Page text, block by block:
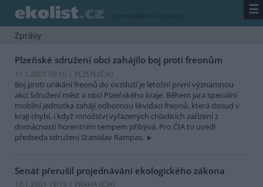
/ zpravodajství / zprávy ☰
Zprávy
Plzeňské sdružení obcí zahájilo boj proti freonům
11.1.2001 09:10 | PLZEŇ (ČIA)
Boj proti unikání freonů do ovzduší je letošní první významnou
akcí Sdružení měst a obcí Plzeňského kraje. Během jara speciální
mobilní jednotka zahájí odbornou likvidaci freonů, která dosud v
kraji chybí, i když množství vyřazených chladicích zařízení z
domácností horentním tempem přibývá. Pro ČIA to uvedl
předseda sdružení Stanislav Rampas.
Senát přerušil projednávání ekologického zákona
10.1.2001 19:15 | PRAHA (ČIA)